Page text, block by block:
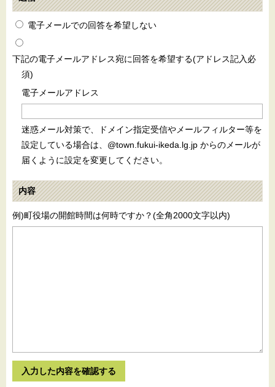
電子メールでの回答を希望しない
下記の電子メールアドレス宛に回答を希望する(アドレス記入必
須)
電子メールアドレス
迷惑メール対策で、ドメイン指定受信やメールフィルター等を
設定している場合は、 @town.fukui-ikeda.lg.jp からのメールが
届くように設定を変更してください。
内容
例)町役場の開館時間は何時ですか？(全角2000文字以内)